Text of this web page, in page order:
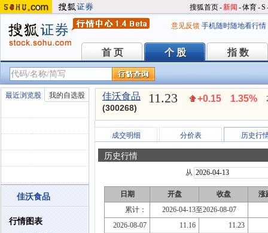
搜狐首页-新闻 -体育-S
意见反馈 手机随时随地看行情
首 页
首 页 个 股
个 股 指 数
指 数
最近浏览股 我的自选股
佳沃食品
行情图表
佳沃食品
(300268)
11.23 +0.15 1.35%
成交明细 分价表 历史行
历史行情
从
日期 开盘 收盘
涨
累计：
2026-04-13至2026-08-07
2026-08-07
11.16
11.23